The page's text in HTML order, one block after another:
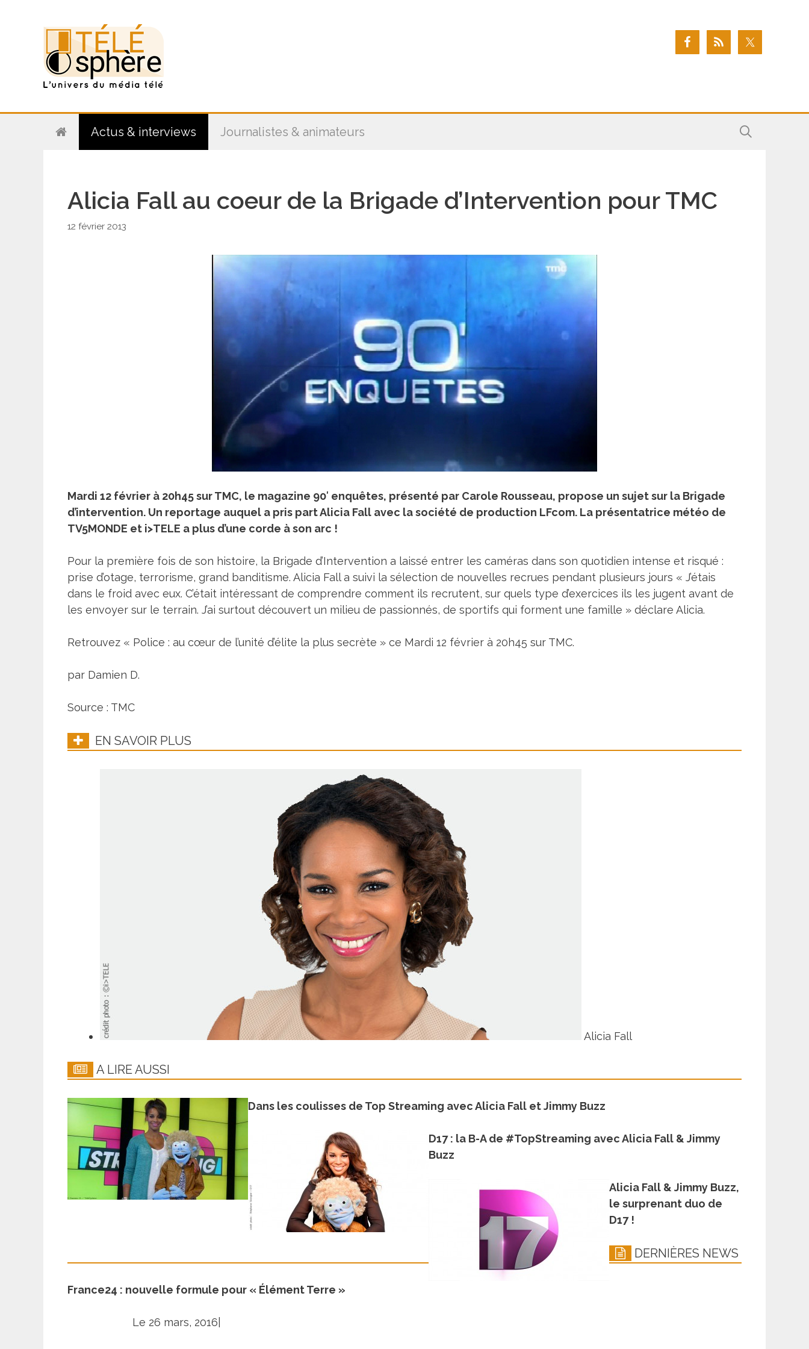
Actus & interviews Journalistes & animateurs
Alicia Fall au coeur de la Brigade d’Intervention pour TMC
12 février 2013
Mardi 12 février à 20h45 sur TMC, le magazine 90′ enquêtes, présenté par Carole Rousseau, propose un sujet sur la Brigade
d’intervention. Un reportage auquel a pris part Alicia Fall avec la société de production LFcom. La présentatrice météo de
TV5MONDE et i>TELE a plus d’une corde à son arc !
Pour la première fois de son histoire, la Brigade d’Intervention a laissé entrer les caméras dans son quotidien intense et risqué :
prise d’otage, terrorisme, grand banditisme. Alicia Fall a suivi la sélection de nouvelles recrues pendant plusieurs jours « J’étais
dans le froid avec eux. C’était intéressant de comprendre comment ils recrutent, sur quels type d’exercices ils les jugent avant de
les envoyer sur le terrain. J’ai surtout découvert un milieu de passionnés, de sportifs qui forment une famille » déclare Alicia.
Retrouvez « Police : au cœur de l’unité d’élite la plus secrète » ce Mardi 12 février à 20h45 sur TMC.
par Damien D.
Source : TMC
EN SAVOIR PLUS
Alicia Fall
A LIRE AUSSI
Dans les coulisses de Top Streaming avec Alicia Fall et Jimmy Buzz
D17 : la B-A de #TopStreaming avec Alicia Fall & Jimmy
Buzz
Alicia Fall & Jimmy Buzz,
le surprenant duo de
D17 !
DERNIÈRES NEWS
France24 : nouvelle formule pour « Élément Terre »
Le 26 mars, 2016|